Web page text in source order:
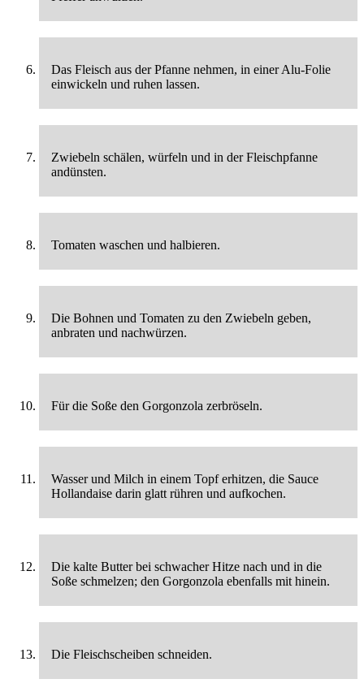
Das Fleisch aus der Pfanne nehmen, in einer Alu-Folie
einwickeln und ruhen lassen.
Zwiebeln schälen, würfeln und in der Fleischpfanne
andünsten.
Tomaten waschen und halbieren.
Die Bohnen und Tomaten zu den Zwiebeln geben,
anbraten und nachwürzen.
Für die Soße den Gorgonzola zerbröseln.
Wasser und Milch in einem Topf erhitzen, die Sauce
Hollandaise darin glatt rühren und aufkochen.
Die kalte Butter bei schwacher Hitze nach und in die
Soße schmelzen; den Gorgonzola ebenfalls mit hinein.
Die Fleischscheiben schneiden.